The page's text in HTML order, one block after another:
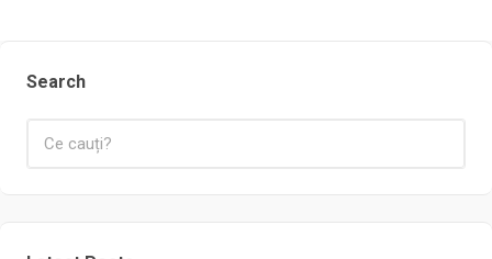
Search